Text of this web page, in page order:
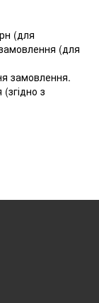
(для
(для
замовлення.
з